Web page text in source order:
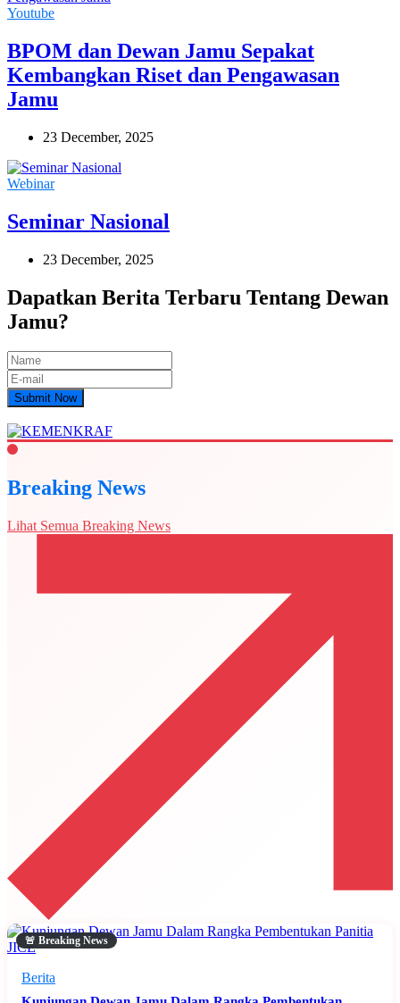
Youtube
BPOM dan Dewan Jamu Sepakat
Kembangkan Riset dan Pengawasan
Jamu
23 December, 2025
Webinar
Seminar Nasional
23 December, 2025
Dapatkan Berita Terbaru Tentang Dewan
Jamu?
Submit Now
Breaking News
Lihat Semua Breaking News
🚨 Breaking News
Berita